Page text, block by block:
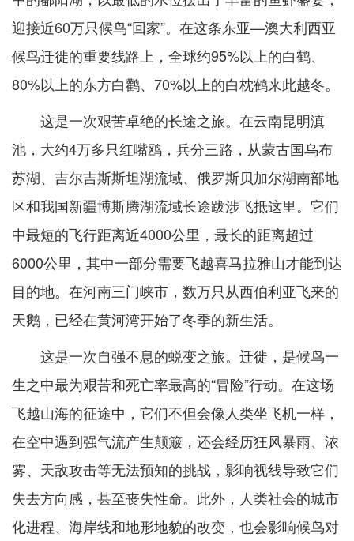
迎接近60万只候鸟“回家”。在这条东亚—澳大利西亚
候鸟迁徙的重要线路上，全球约95%以上的白鹤、
80%以上的东方白鹳、70%以上的白枕鹤来此越冬。
这是一次艰苦卓绝的长途之旅。在云南昆明滇
池，大约4万多只红嘴鸥，兵分三路，从蒙古国乌布
苏湖、吉尔吉斯斯坦湖流域、俄罗斯贝加尔湖南部地
区和我国新疆博斯腾湖流域长途跋涉飞抵这里。它们
中最短的飞行距离近4000公里，最长的距离超过
6000公里，其中一部分需要飞越喜马拉雅山才能到达
目的地。在河南三门峡市，数万只从西伯利亚飞来的
天鹅，已经在黄河湾开始了冬季的新生活。
这是一次自强不息的蜕变之旅。迁徙，是候鸟一
生之中最为艰苦和死亡率最高的“冒险”行动。在这场
飞越山海的征途中，它们不但会像人类坐飞机一样，
在空中遇到强气流产生颠簸，还会经历狂风暴雨、浓
雾、天敌攻击等无法预知的挑战，影响视线导致它们
失去方向感，甚至丧失性命。此外，人类社会的城市
化进程、海岸线和地形地貌的改变，也会影响候鸟对